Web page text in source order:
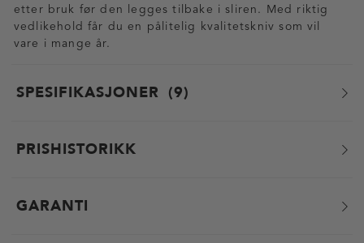
etter bruk før den legges tilbake i sliren. Med riktig
vedlikehold får du en pålitelig kvalitetskniv som vil
vare i mange år.
SPESIFIKASJONER 9
PRISHISTORIKK
GARANTI